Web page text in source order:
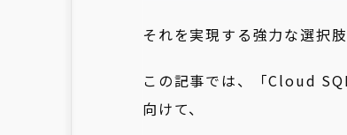
それを実現する強力な選
この記事では、「Cloud
向けて、